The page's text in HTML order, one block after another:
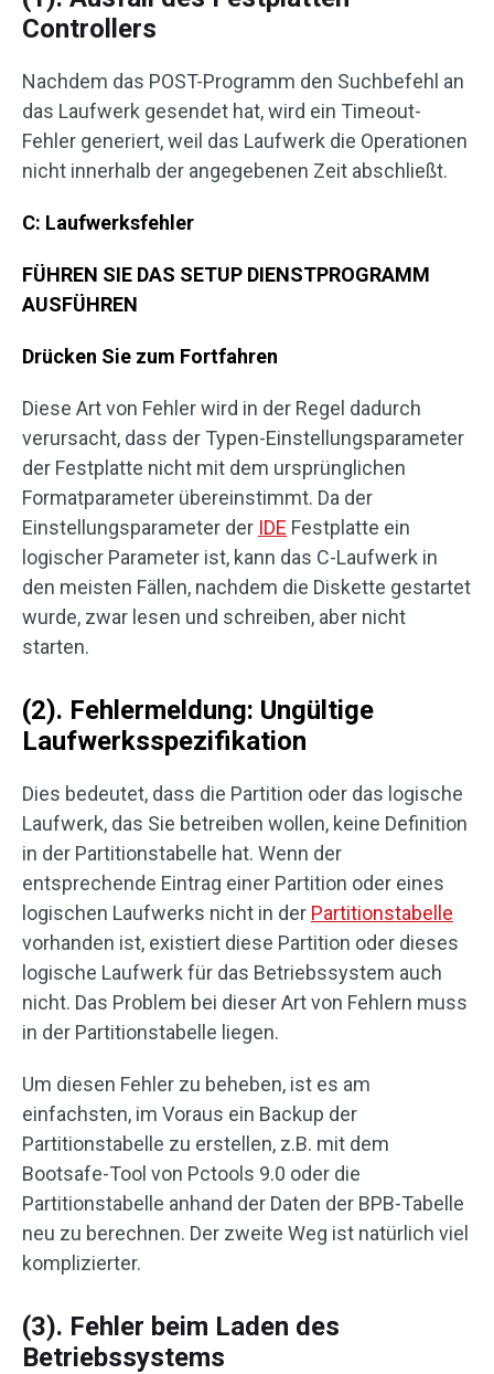
Controllers
Nachdem das POST-Programm den Suchbefehl an
das Laufwerk gesendet hat, wird ein Timeout-
Fehler generiert, weil das Laufwerk die Operationen
nicht innerhalb der angegebenen Zeit abschließt.
C: Laufwerksfehler
FÜHREN SIE DAS SETUP DIENSTPROGRAMM
AUSFÜHREN
Drücken Sie zum Fortfahren
Diese Art von Fehler wird in der Regel dadurch
verursacht, dass der Typen-Einstellungsparameter
der Festplatte nicht mit dem ursprünglichen
Formatparameter übereinstimmt. Da der
Einstellungsparameter der IDE Festplatte ein
logischer Parameter ist, kann das C-Laufwerk in
den meisten Fällen, nachdem die Diskette gestartet
wurde, zwar lesen und schreiben, aber nicht
starten.
(2). Fehlermeldung: Ungültige
Laufwerksspezifikation
Dies bedeutet, dass die Partition oder das logische
Laufwerk, das Sie betreiben wollen, keine Definition
in der Partitionstabelle hat. Wenn der
entsprechende Eintrag einer Partition oder eines
logischen Laufwerks nicht in der Partitionstabelle
vorhanden ist, existiert diese Partition oder dieses
logische Laufwerk für das Betriebssystem auch
nicht. Das Problem bei dieser Art von Fehlern muss
in der Partitionstabelle liegen.
Um diesen Fehler zu beheben, ist es am
einfachsten, im Voraus ein Backup der
Partitionstabelle zu erstellen, z.B. mit dem
Bootsafe-Tool von Pctools 9.0 oder die
Partitionstabelle anhand der Daten der BPB-Tabelle
neu zu berechnen. Der zweite Weg ist natürlich viel
komplizierter.
(3). Fehler beim Laden des
Betriebssystems